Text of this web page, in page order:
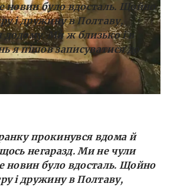
новин було вдосталь. Щойно
і дружину в Полтаву,
додому. Ми ж близько і в
я пішов записуватися до
прокинувся вдома й
негаразд. Ми не чули
новин було вдосталь. Щойно
і дружину в Полтаву,